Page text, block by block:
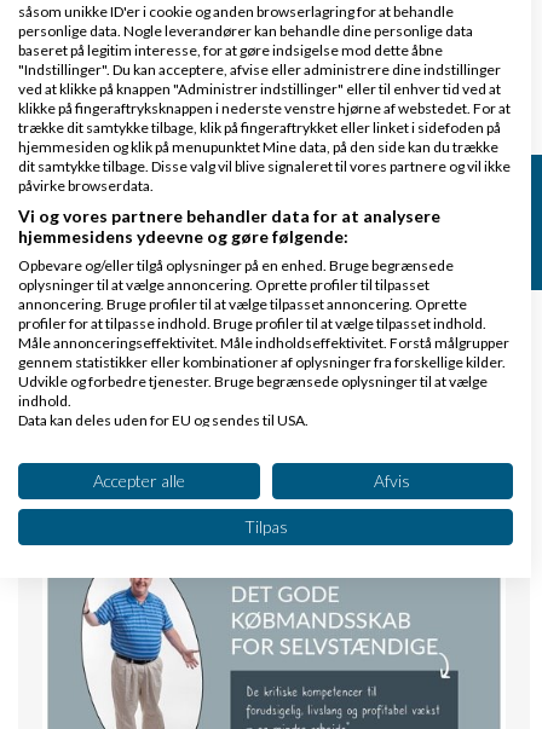
Tilføj
Få besked når Mogens skriver
Skriv dig op
Er du selvstændig og interesserer dig for de
kritiske kompetencer til forudsigelig, livslang og
profitabel vækst –og samtidig mindre arbejde
Så prøv at klikke her og få mit problemløsende
nyhedsbrev med masser af ”bundlinjeinspiration”:
såsom unikke ID'er i cookie og anden browserlagring for at behandle
personlige data. Nogle leverandører kan behandle dine personlige data
baseret på legitim interesse, for at gøre indsigelse mod dette åbne
"Indstillinger". Du kan acceptere, afvise eller administrere dine indstillinger
ved at klikke på knappen "Administrer indstillinger" eller til enhver tid ved at
klikke på fingeraftryksknappen i nederste venstre hjørne af webstedet. For at
trække dit samtykke tilbage, klik på fingeraftrykket eller linket i sidefoden på
hjemmesiden og klik på menupunktet Mine data, på den side kan du trække
dit samtykke tilbage. Disse valg vil blive signaleret til vores partnere og vil ikke
påvirke browserdata.
Vi og vores partnere behandler data for at analysere
hjemmesidens ydeevne og gøre følgende:
Opbevare og/eller tilgå oplysninger på en enhed. Bruge begrænsede
oplysninger til at vælge annoncering. Oprette profiler til tilpasset
annoncering. Bruge profiler til at vælge tilpasset annoncering. Oprette
profiler for at tilpasse indhold. Bruge profiler til at vælge tilpasset indhold.
Måle annonceringseffektivitet. Måle indholdseffektivitet. Forstå målgrupper
gennem statistikker eller kombinationer af oplysninger fra forskellige kilder.
Udvikle og forbedre tjenester. Bruge begrænsede oplysninger til at vælge
indhold.
Data kan deles uden for EU og sendes til USA.
Se partnerliste (2 IAB-leverandører)
Vi bruger dine data til følgende formål:
IAB's behandlingsformål:
Opbevare og/eller tilgå oplysninger på en
enhed
Bruge begrænsede oplysninger til at vælge
annoncering
Oprette profiler til tilpasset annoncering
Accepter alle Afvis
Tilpas